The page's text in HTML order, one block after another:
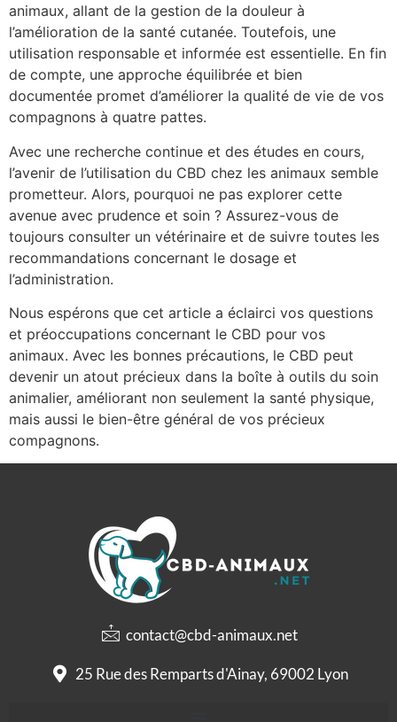
animaux, allant de la gestion de la douleur à
l’amélioration de la santé cutanée. Toutefois, une
utilisation responsable et informée est essentielle. En fin
de compte, une approche équilibrée et bien
documentée promet d’améliorer la qualité de vie de vos
compagnons à quatre pattes.
Avec une recherche continue et des études en cours,
l’avenir de l’utilisation du CBD chez les animaux semble
prometteur. Alors, pourquoi ne pas explorer cette
avenue avec prudence et soin ? Assurez-vous de
toujours consulter un vétérinaire et de suivre toutes les
recommandations concernant le dosage et
l’administration.
Nous espérons que cet article a éclairci vos questions
et préoccupations concernant le CBD pour vos
animaux. Avec les bonnes précautions, le CBD peut
devenir un atout précieux dans la boîte à outils du soin
animalier, améliorant non seulement la santé physique,
mais aussi le bien-être général de vos précieux
compagnons.
contact@cbd-animaux.net
25 Rue des Remparts d'Ainay, 69002 Lyon